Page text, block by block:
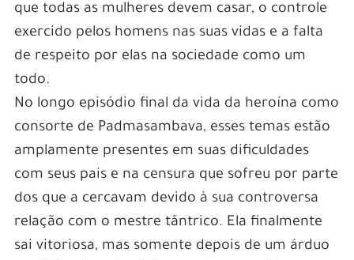
que todas as mulheres devem casar, o controle
exercido pelos homens nas suas vidas e a falta
de respeito por elas na sociedade como um
todo.
No longo episódio final da vida da heroína como
consorte de Padmasambava, esses temas estão
amplamente presentes em suas dificuldades
com seus pais e na censura que sofreu por parte
dos que a cercavam devido à sua controversa
relação com o mestre tântrico. Ela finalmente
sai vitoriosa, mas somente depois de um árduo